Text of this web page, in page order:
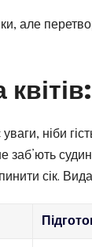
але
уваги, ніби
заб’ють
сік.